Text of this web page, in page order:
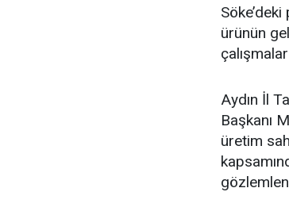
ürünün
Aydın İl
Başkanı
üretim